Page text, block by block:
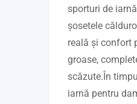
sporturi de
șosetele
reală și confort
groase,
scăzute.În
iarnă pentru